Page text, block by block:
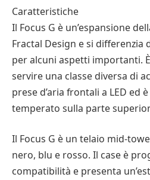
Caratteristiche
Il Focus G è un’espansione
Fractal Design e si differenzia
per alcuni aspetti importanti.
servire una classe diversa di
prese d’aria frontali a LED ed
temperato sulla parte
Il Focus G è un telaio mid-
nero, blu e rosso. Il case è
compatibilità e presenta